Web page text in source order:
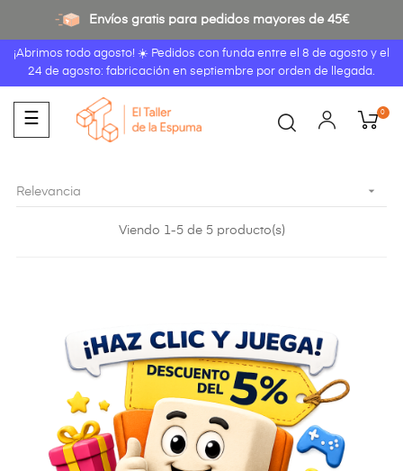
Envíos gratis para pedidos mayores de 45€
¡Abrimos todo agosto! ☀️ Pedidos con funda entre el 8 de agosto y el
24 de agosto: fabricación en septiembre por orden de llegada.
Navegación
de
☰ 0
Relevancia 
Viendo 1-5 de 5 producto(s)